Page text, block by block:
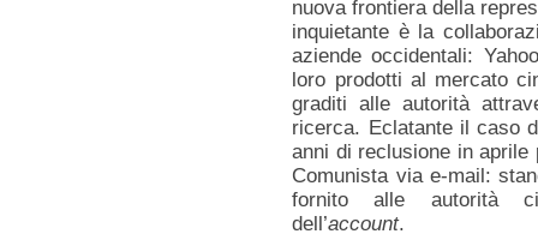
nuova frontiera della
inquietante è la
aziende occidentali:
loro prodotti al mercato
graditi alle autorità
ricerca. Eclatante il caso
anni di reclusione in
Comunista via e-mail:
fornito alle autorità
dell’account.